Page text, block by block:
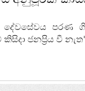
දේවසේවය පරණ
ජනප්‍රිය වී